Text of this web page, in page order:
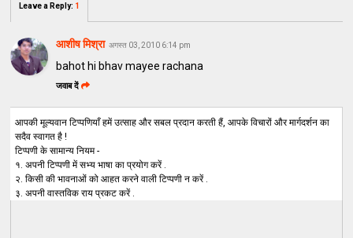
Leave a Reply: 1
आशीष मिश्रा अगस्त 03, 2010 6:14 pm
bahot hi bhav mayee rachana
जवाब दें
आपकी मूल्यवान टिप्पणियाँ हमें उत्साह और सबल प्रदान करती हैं, आपके विचारों और मार्गदर्शन का
सदैव स्वागत है !
टिप्पणी के सामान्य नियम -
१. अपनी टिप्पणी में सभ्य भाषा का प्रयोग करें .
२. किसी की भावनाओं को आहत करने वाली टिप्पणी न करें .
३. अपनी वास्तविक राय प्रकट करें .